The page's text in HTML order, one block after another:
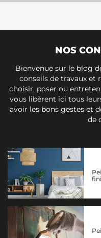
NOS
Bienvenue sur le blog
conseils de travaux et
choisir, poser ou
vous libèrent ici tous
avoir les bons gestes et
de